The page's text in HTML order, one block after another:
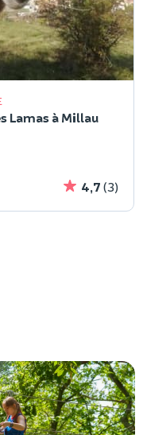
Lamas à Millau
4,7 (3)